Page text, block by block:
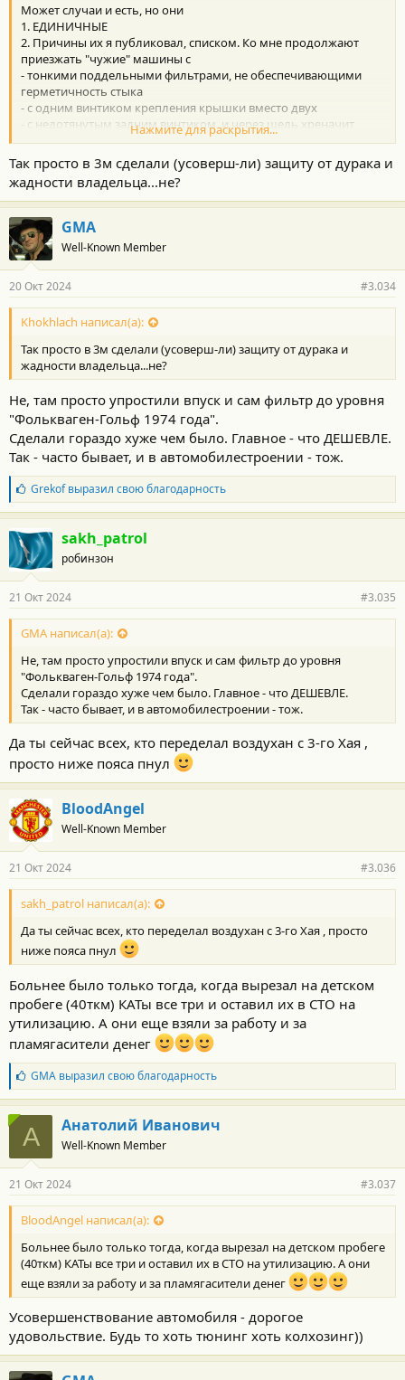
и
:
Может случаи и есть, но они
1. ЕДИНИЧНЫЕ
2. Причины их я публиковал, списком. Ко мне продолжают
приезжать "чужие" машины с
- тонкими поддельными фильтрами, не обеспечивающими
герметичность стыка
- с одним винтиком крепления крышки вместо двух
- с недотянутым задним винтиком, и через щель хреначит
грязный воздух. Передний тоже часто оказывается недотянут.
- с фильтром, поставленным с перекосом
- с крышкой, которая зацеплена не на два крючка как
положено, а только на один, который ближе к радиатору. А
второй - "по недогляду" не попал в зацепление и через щель в
несколько миллиметров хреначит грязный воздух
Я не верю НИ В ОДИН СЛУЧАЙ, когда вина была бы именно в
конструкции впуска "ХайДва"
Нажмите для раскрытия...
Так просто в 3м сделали (усоверш-ли) защиту от дурака и
жадности владельца...не?
GMA
Well-Known Member
20 Окт 2024 #3.034
Khokhlach написал(а):
Так просто в 3м сделали (усоверш-ли) защиту от дурака и
жадности владельца...не?
Не, там просто упростили впуск и сам фильтр до уровня
"Фолькваген-Гольф 1974 года".
Сделали гораздо хуже чем было. Главное - что ДЕШЕВЛЕ.
Так - часто бывает, и в автомобилестроении - тож.
Б
л
а
г
о
д
а
н
о
с
и
:
Grekofвыразил свою благодарность
sakh_patrol
робинзон
21 Окт 2024 #3.035
GMA написал(а):
Не, там просто упростили впуск и сам фильтр до уровня
"Фолькваген-Гольф 1974 года".
Сделали гораздо хуже чем было. Главное - что ДЕШЕВЛЕ.
Так - часто бывает, и в автомобилестроении - тож.
Да ты сейчас всех, кто переделал воздухан с 3-го Хая ,
просто ниже пояса пнул
BloodAngel
Well-Known Member
21 Окт 2024 #3.036
sakh_patrol написал(а):
Да ты сейчас всех, кто переделал воздухан с 3-го Хая , просто
ниже пояса пнул
Больнее было только тогда, когда вырезал на детском
пробеге (40ткм) КАТы все три и оставил их в СТО на
утилизацию. А они еще взяли за работу и за
пламягасители денег
Б
л
а
г
о
а
н
о
с
и
:
GMAвыразил свою благодарность
А Анатолий Иванович
Well-Known Member
21 Окт 2024 #3.037
BloodAngel написал(а):
Больнее было только тогда, когда вырезал на детском пробеге
(40ткм) КАТы все три и оставил их в СТО на утилизацию. А они
еще взяли за работу и за пламягасители денег
Усовершенствование автомобиля - дорогое
удовольствие. Будь то хоть тюнинг хоть колхозинг))